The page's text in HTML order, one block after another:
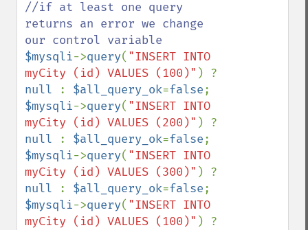
//if at least one query
returns an error we change
$mysqli->query( "INSERT INTO
myCity (id) VALUES (100)"
null
: $all_query_ok=false
$mysqli->query( "INSERT INTO
myCity (id) VALUES (200)"
null
: $all_query_ok=false
$mysqli->query( "INSERT INTO
myCity (id) VALUES (300)"
null
: $all_query_ok=false
$mysqli->query( "INSERT INTO
myCity (id) VALUES (100)"